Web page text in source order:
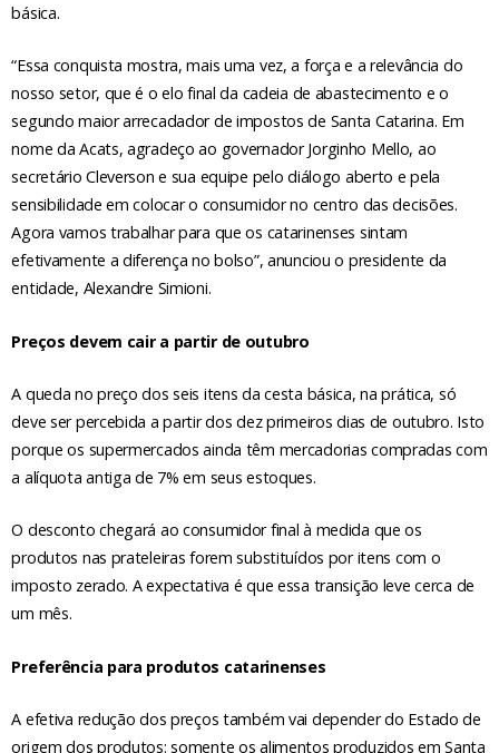
básica.
“Essa conquista mostra, mais uma vez, a força e a relevância do
nosso setor, que é o elo final da cadeia de abastecimento e o
segundo maior arrecadador de impostos de Santa Catarina. Em
nome da Acats, agradeço ao governador Jorginho Mello, ao
secretário Cleverson e sua equipe pelo diálogo aberto e pela
sensibilidade em colocar o consumidor no centro das decisões.
Agora vamos trabalhar para que os catarinenses sintam
efetivamente a diferença no bolso”, anunciou o presidente da
entidade, Alexandre Simioni.
Preços devem cair a partir de outubro
A queda no preço dos seis itens da cesta básica, na prática, só
deve ser percebida a partir dos dez primeiros dias de outubro. Isto
porque os supermercados ainda têm mercadorias compradas com
a alíquota antiga de 7% em seus estoques.
O desconto chegará ao consumidor final à medida que os
produtos nas prateleiras forem substituídos por itens com o
imposto zerado. A expectativa é que essa transição leve cerca de
um mês.
Preferência para produtos catarinenses
A efetiva redução dos preços também vai depender do Estado de
origem dos produtos: somente os alimentos produzidos em Santa